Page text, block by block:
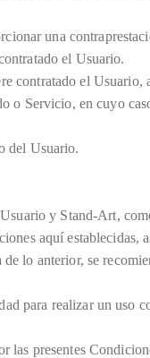
una
el Usuario.
contratado el
o Servicio, en cuyo
del Usuario.
y Stand-Art,
aquí establecidas,
lo anterior, se
para realizar un uso
presentes